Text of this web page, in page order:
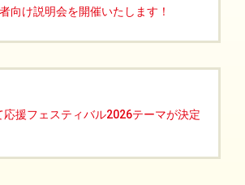
向け説明会を開催いたします！
応援フェスティバル2026テーマが決定